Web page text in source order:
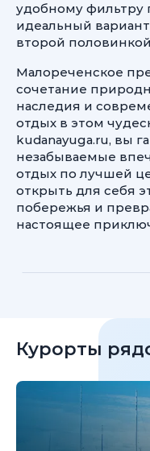
удобному фильтру
идеальный
второй
Малореченское
сочетание
наследия и
отдых в этом
kudanayuga.ru, вы
незабываемые
отдых по лучшей
открыть для себя
побережья и
настоящее
Курорты